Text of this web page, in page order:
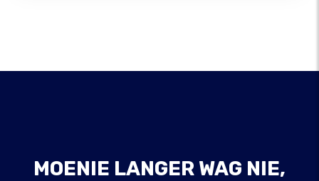
MOENIE LANGER WAG NIE,